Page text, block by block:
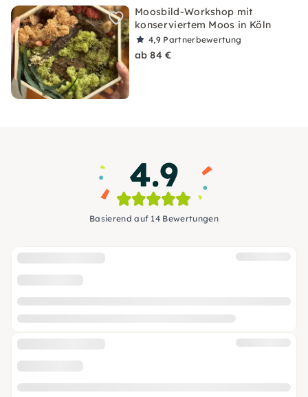
Moosbild-Workshop mit
konserviertem Moos in Köln
4,9 Partnerbewertung
ab 84 €
4.9
Basierend auf 14 Bewertungen